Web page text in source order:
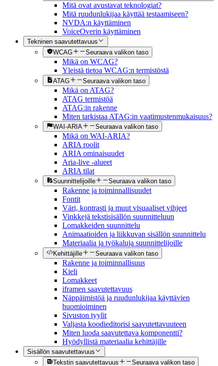
Mitä ovat avustavat teknologiat?
Mitä ruudunlukijaa käyttää testaamiseen?
NVDA:n käyttäminen
VoiceOverin käyttäminen
Tekninen saavutettavuus
WCAG
Seuraava valikon taso
Mikä on WCAG?
Yleistä tietoa WCAG:n termistöstä
ATAG Seuraava valikon taso
Mikä on ATAG?
ATAG termistöä
ATAG:in rakenne
Miten tarkistaa ATAG:in vaatimustenmukaisuus?
WAI-ARIA Seuraava valikon taso
Mikä on WAI-ARIA?
ARIA roolit
ARIA ominaisuudet
Aria-live -alueet
ARIA tilat
Suunnittelijoille Seuraava valikon taso
Rakenne ja toiminnallisuudet
Fontit
Väri, kontrasti ja muut visuaaliset vihjeet
Vinkkejä tekstisisällön suunnitteluun
Lomakkeiden suunnittelu
Animaatioiden ja liikkuvan sisällön suunnittelu
Materiaalia ja työkaluja suunnittelijoille
Kehittäjille Seuraava valikon taso
Rakenne ja toiminnallisuus
Kieli
Lomakkeet
iframen saavutettavuus
Näppäimistöä ja ruudunlukijaa käyttävien
huomioiminen
Sivuston tyylit
Valjasta koodieditorisi saavutettavuuteen
Miten luoda saavutettava komponentti?
Hyödyllistä materiaalia kehittäjille
Sisällön saavutettavuus
Tekstin saavutettavuus
Seuraava valikon taso